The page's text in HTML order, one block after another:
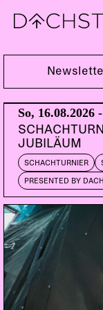
Sa,
PARTY
DARKSIDE
So, 16.08.2026
JUBILÄUM
SCHACHTURNIER
PRESENTED BY